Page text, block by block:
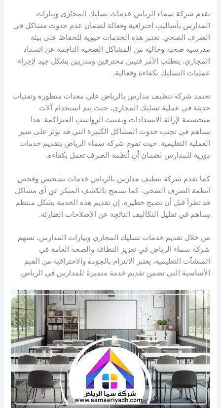
تقدم شركة سماء الرياض خدمات تسليك المجاري وبيارات
المدارس بأساليب احترافية وفعالة لضمان عدم حدوث مشاكل في
الصرف الصحي. تعتبر هذه الخدمات حيوية للحفاظ على بيئة
مدرسية صحية وخالية من المشاكل الصحية الناجمة عن انسداد
المجاري. يتطلب الأمر فنيين محترفين ومدربين بشكل جيد لإجراء
عمليات التسليك بكفاءة وفعالية.
تعتمد شركة تنظيف مدارس بالرياض على معدات متطورة وتقنيات
حديثة في عملية تسليك المجاري، حيث يتم استخدام آلات
متخصصة لإزالة الانسدادات وتفتيت الرواسب المتراكمة. هذا
يساهم في تجنب حدوث المشاكل الكبيرة التي قد تؤثر على سير
العملية التعليمية. حيث تقوم شركة سماء الرياض بتقديم خدمات
دورية للمدارس لضمان أن أنظمة الصرف تعمل بكفاءة.
كما تقدم شركة تنظيف مدارس بالرياض خدمات تشخيص وفحص
أنظمة الصرف الصحي، كما يسمح بالكشف المبكر عن أي مشاكل
قد تطرأ قبل أن تصبح خطيرة. إن تقديم هذه الخدمة بشكل منتظم
يساهم في تقليل التكاليف الناتجة عن الإصلاحات الطارئة.
من خلال تقديم خدمات تسليك المجاري وبيارات المدارس، تسهم
شركة سماء الرياض في تعزيز النظافة والصحة العامة في
المنشآت التعليمية. يعتبر الالتزام بالجودة والاحترافية من القيم
الأساسية التي تضمن تقديم خدمة متميزة للمدارس في الرياض.